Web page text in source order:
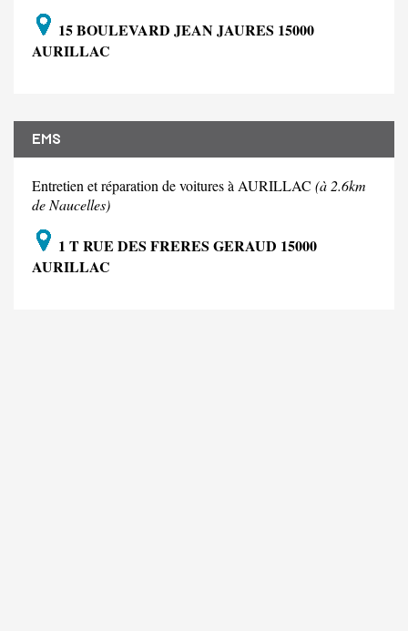
15 BOULEVARD JEAN JAURES 15000
AURILLAC
EMS
Entretien et réparation de voitures à AURILLAC (à 2.6km
de Naucelles)
1 T RUE DES FRERES GERAUD 15000
AURILLAC